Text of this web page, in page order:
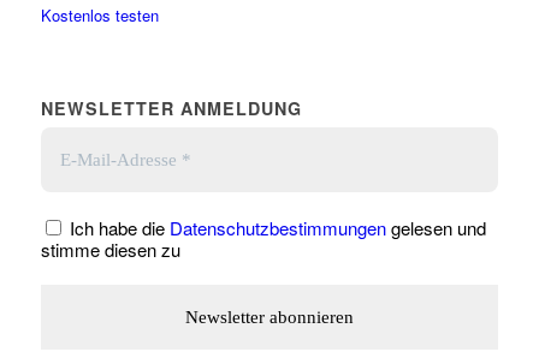
Kostenlos testen
NEWSLETTER ANMELDUNG
Ich habe die Datenschutzbestimmungengelesen und
stimme diesen zu